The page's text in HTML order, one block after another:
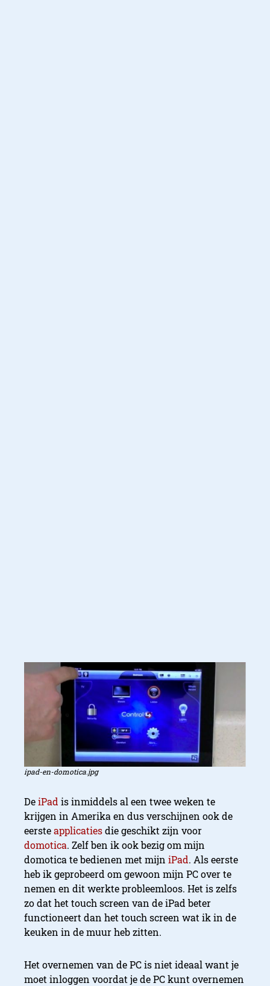
ipad-en-domotica.jpg
DeiPad is inmiddels al een twee weken te
krijgen in Amerika en dus verschijnen ook de
eersteapplicatiesdie geschikt zijn voor
domotica. Zelf ben ik ook bezig om mijn
domotica te bedienen met mijn iPad. Als eerste
heb ik geprobeerd om gewoon mijn PC over te
nemen en dit werkte probleemloos. Het is zelfs
zo dat het touch screen van de iPad beter
functioneert dan het touch screen wat ik in de
keuken in de muur heb zitten.
Het overnemen van de PC is niet ideaal want je
moet inloggen voordat je de PC kunt overnemen